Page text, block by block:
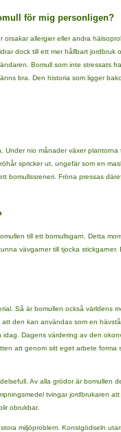
för mig personligen?
orsakar allergier eller andra
dock till ett mer hållbart
Bomull som inte stressats
bra. Den historia som ligger
nio månader växer
spricker ut, ungefär som en
bomullssreneri. Fröna pressas
till ett bomullsgarn. Detta
vävgarner till tjocka
Så är bomullen också världens
den kan användas som en
Dagens värdering av den
att genom sitt eget arbete
Av alla grödor är bomullen
tvingar jordbrukaren
obrukbar.
miljöproblem. Konstgödseln